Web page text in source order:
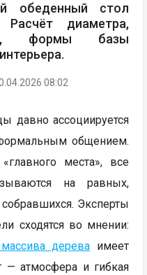
обеденный стол
диаметра,
формы базы
08:02
давно ассоциируется
общением.
места», все
на равных,
Эксперты
сходятся во мнении:
дерева имеет
— атмосфера и гибкая